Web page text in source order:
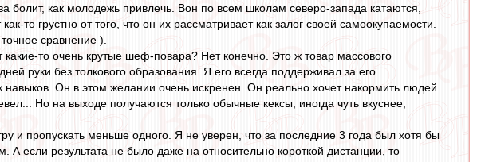
болит, как молодежь привлечь. Вон по всем школам северо-запада катаются,
грустно от того, что он их рассматривает как залог своей самоокупаемости.
сравнение ).
то очень крутые шеф-повара? Нет конечно. Это ж товар массового
руки без толкового образования. Я его всегда поддерживал за его
Он в этом желании очень искренен. Он реально хочет накормить людей
Но на выходе получаются только обычные кексы, иногда чуть вкуснее,
и пропускать меньше одного. Я не уверен, что за последние 3 года был хотя бы
если результата не было даже на относительно короткой дистанции, то